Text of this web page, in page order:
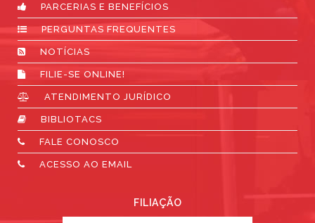
PARCERIAS E BENEFÍCIOS
PERGUNTAS FREQUENTES
NOTÍCIAS
FILIE-SE ONLINE!
ATENDIMENTO JURÍDICO
BIBLIOTACS
FALE CONOSCO
ACESSO AO EMAIL
FILIAÇÃO